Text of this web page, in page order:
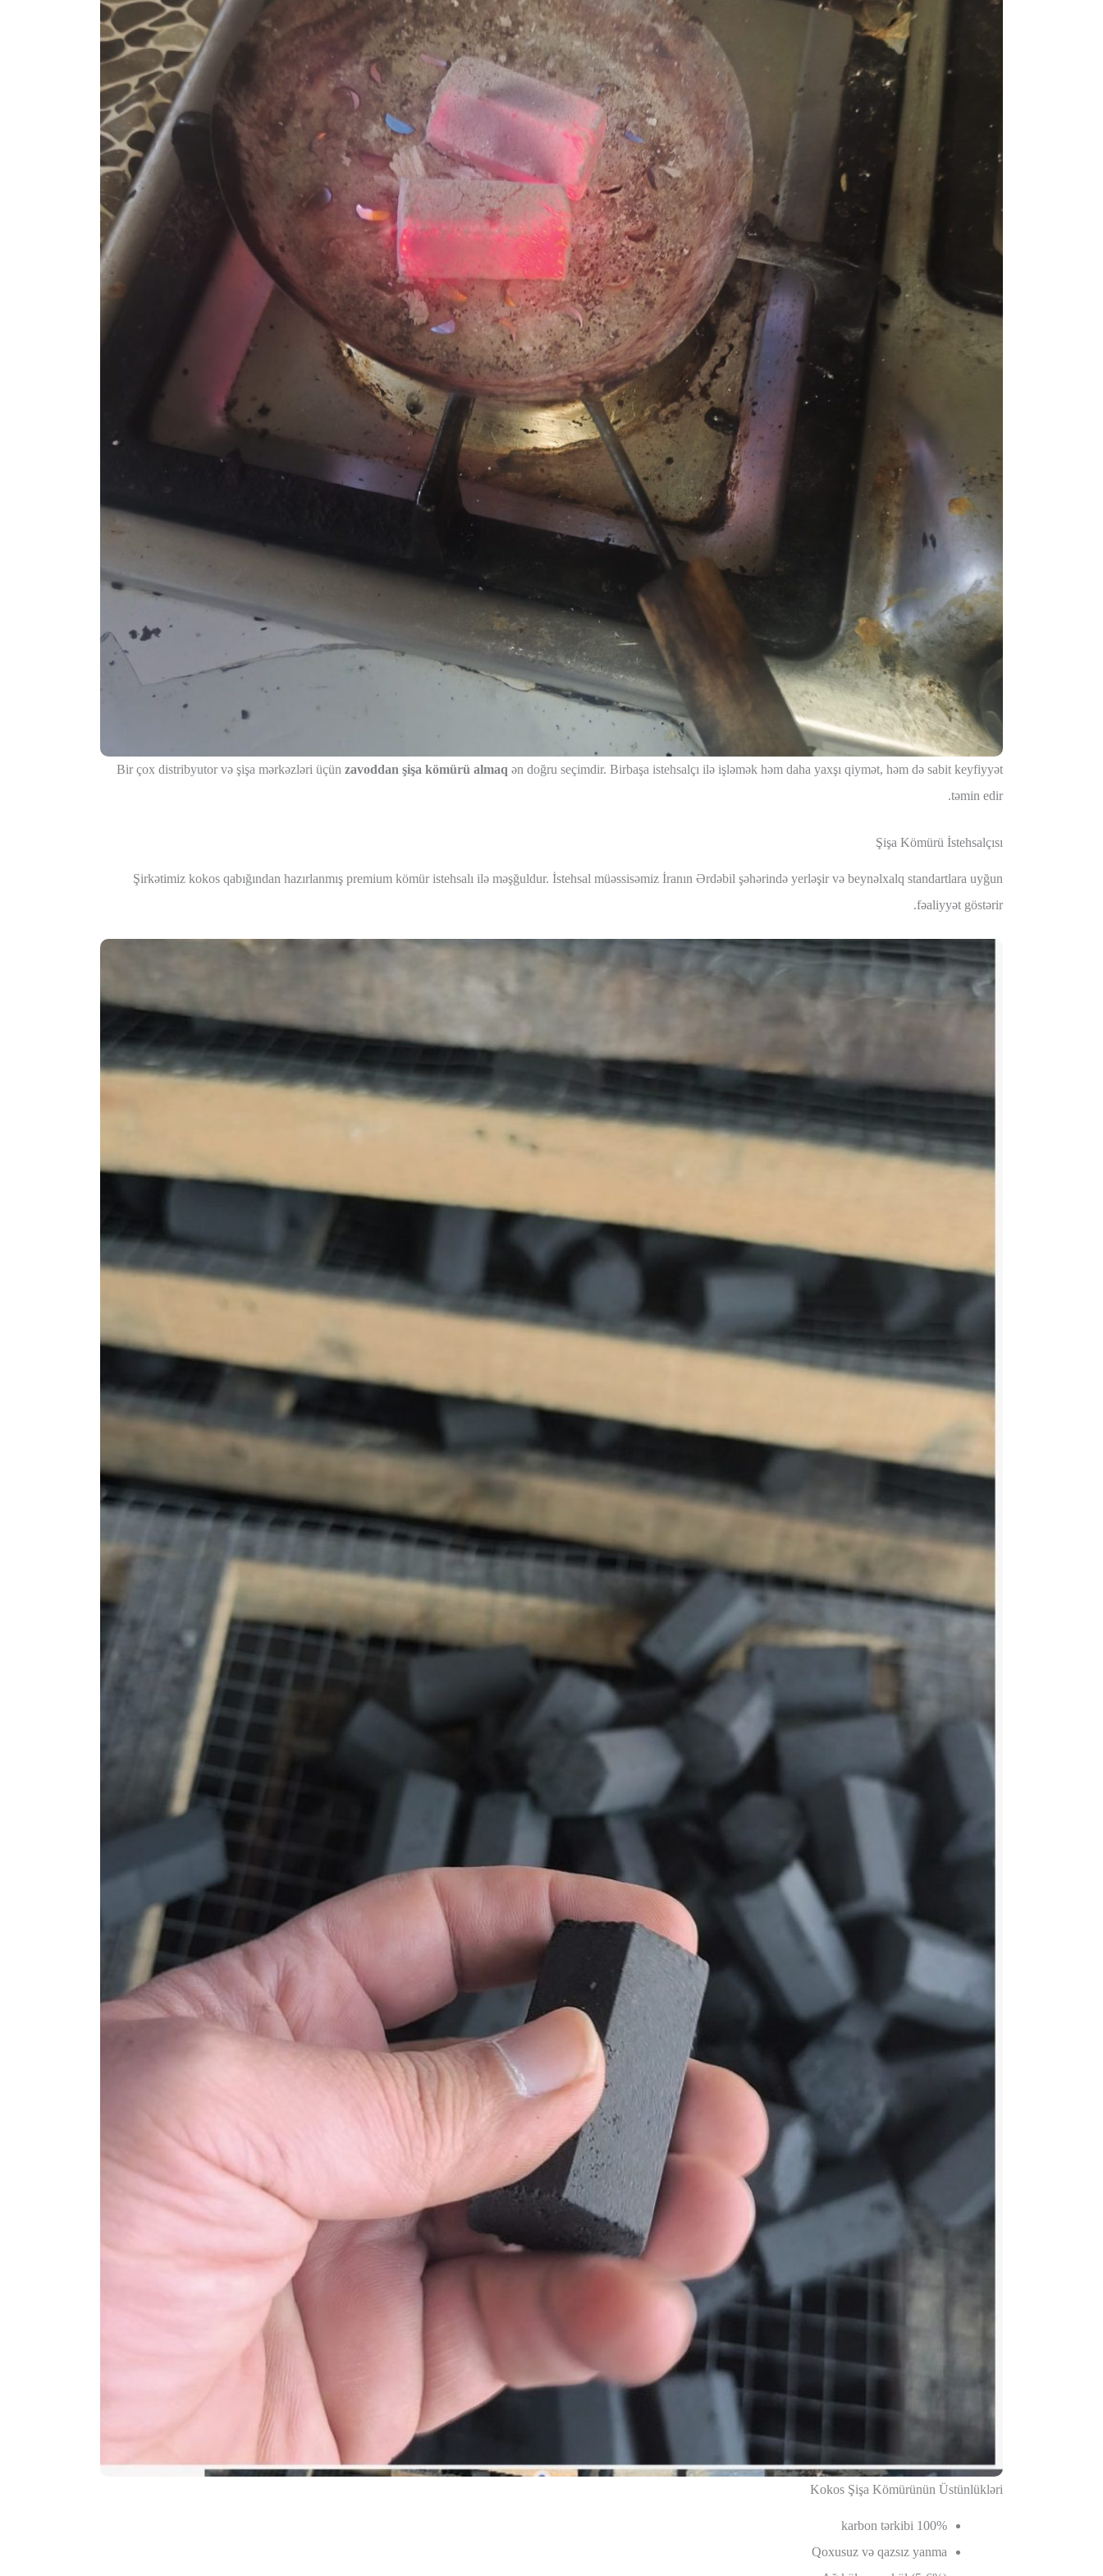
Bir çox distribyutor və şişa mərkəzləri üçün zavoddan şişa kömürü almaq ən doğru seçimdir. Birbaşa istehsalçı ilə işləmək həm daha yaxşı qiymət, həm də sabit keyfiyyət
təmin edir.
Şişa Kömürü İstehsalçısı
Şirkətimiz kokos qabığından hazırlanmış premium kömür istehsalı ilə məşğuldur. İstehsal müəssisəmiz İranın Ərdəbil şəhərində yerləşir və beynəlxalq standartlara uyğun
fəaliyyət göstərir.
Kokos Şişa Kömürünün Üstünlükləri
100% karbon tərkibi
Qoxusuz və qazsız yanma